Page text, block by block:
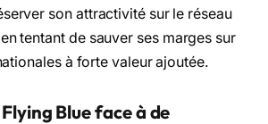
son attractivité sur le réseau
tentant de sauver ses marges sur
à forte valeur ajoutée.
Blue face à de